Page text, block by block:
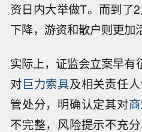
资日内大举做T。而到了
下降，游资和散户则更加
实际上，证监会立案早
对巨力索具及相关责任
管处分，明确认定其对
不完整，风险提示不充